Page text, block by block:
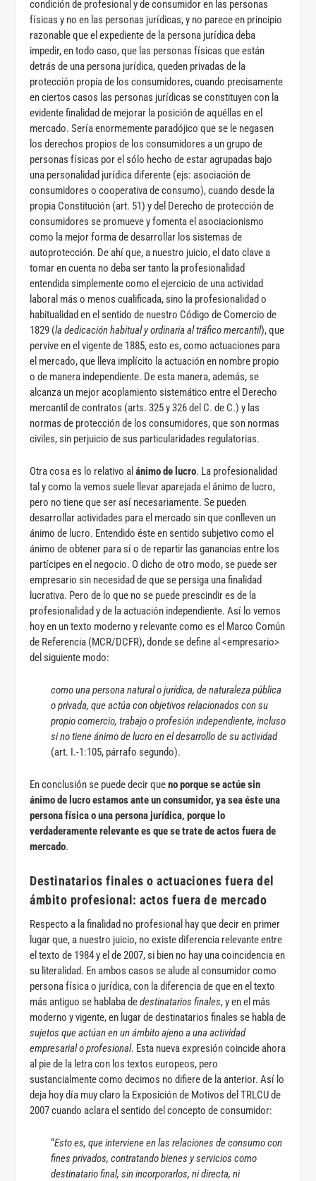
condición de profesional y de consumidor en las personas
físicas y no en las personas jurídicas, y no parece en principio
razonable que el expediente de la persona jurídica deba
impedir, en todo caso, que las personas físicas que están
detrás de una persona jurídica, queden privadas de la
protección propia de los consumidores, cuando precisamente
en ciertos casos las personas jurídicas se constituyen con la
evidente finalidad de mejorar la posición de aquéllas en el
mercado. Sería enormemente paradójico que se le negasen
los derechos propios de los consumidores a un grupo de
personas físicas por el sólo hecho de estar agrupadas bajo
una personalidad jurídica diferente (ejs: asociación de
consumidores o cooperativa de consumo), cuando desde la
propia Constitución (art. 51) y del Derecho de protección de
consumidores se promueve y fomenta el asociacionismo
como la mejor forma de desarrollar los sistemas de
autoprotección. De ahí que, a nuestro juicio, el dato clave a
tomar en cuenta no deba ser tanto la profesionalidad
entendida simplemente como el ejercicio de una actividad
laboral más o menos cualificada, sino la profesionalidad o
habitualidad en el sentido de nuestro Código de Comercio de
1829 (la dedicación habitual y ordinaria al tráfico mercantil), que
pervive en el vigente de 1885, esto es, como actuaciones para
el mercado, que lleva implícito la actuación en nombre propio
o de manera independiente. De esta manera, además, se
alcanza un mejor acoplamiento sistemático entre el Derecho
mercantil de contratos (arts. 325 y 326 del C. de C.) y las
normas de protección de los consumidores, que son normas
civiles, sin perjuicio de sus particularidades regulatorias.
Otra cosa es lo relativo al ánimo de lucro. La profesionalidad
tal y como la vemos suele llevar aparejada el ánimo de lucro,
pero no tiene que ser así necesariamente. Se pueden
desarrollar actividades para el mercado sin que conlleven un
ánimo de lucro. Entendido éste en sentido subjetivo como el
ánimo de obtener para sí o de repartir las ganancias entre los
partícipes en el negocio. O dicho de otro modo, se puede ser
empresario sin necesidad de que se persiga una finalidad
lucrativa. Pero de lo que no se puede prescindir es de la
profesionalidad y de la actuación independiente. Así lo vemos
hoy en un texto moderno y relevante como es el Marco Común
de Referencia (MCR/DCFR), donde se define al <empresario>
del siguiente modo:
como una persona natural o jurídica, de naturaleza pública
o privada, que actúa con objetivos relacionados con su
propio comercio, trabajo o profesión independiente, incluso
si no tiene ánimo de lucro en el desarrollo de su actividad
(art. I.-1:105, párrafo segundo).
En conclusión se puede decir queno porque se actúe sin
ánimo de lucro estamos ante un consumidor, ya sea éste una
persona física o una persona jurídica, porque lo
verdaderamente relevante es que se trate de actos fuera de
mercado.
Destinatarios finales o actuaciones fuera del
ámbito profesional: actos fuera de mercado
Respecto a la finalidad no profesional hay que decir en primer
lugar que, a nuestro juicio, no existe diferencia relevante entre
el texto de 1984 y el de 2007, si bien no hay una coincidencia en
su literalidad. En ambos casos se alude al consumidor como
persona física o jurídica, con la diferencia de que en el texto
más antiguo se hablaba dedestinatarios finales, y en el más
moderno y vigente, en lugar de destinatarios finales se habla de
sujetos que actúan en un ámbito ajeno a una actividad
empresarial o profesional. Esta nueva expresión coincide ahora
al pie de la letra con los textos europeos, pero
sustancialmente como decimos no difiere de la anterior. Así lo
deja hoy día muy claro la Exposición de Motivos del TRLCU de
2007 cuando aclara el sentido del concepto de consumidor:
“Esto es, que interviene en las relaciones de consumo con
fines privados, contratando bienes y servicios como
destinatario final, sin incorporarlos, ni directa, ni